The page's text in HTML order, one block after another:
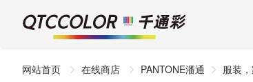
网站首页 在线商店 PANTONE潘通 服装